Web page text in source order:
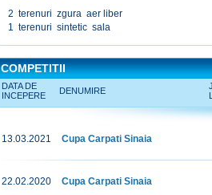
2 terenuri zgura aer liber
1 terenuri sintetic sala
COMPETITII
DATA DE
INCEPERE
DENUMIRE
13.03.2021 Cupa Carpati Sinaia
22.02.2020 Cupa Carpati Sinaia